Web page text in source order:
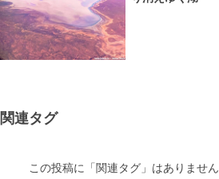
関連タグ
この投稿に「関連タグ」はありません